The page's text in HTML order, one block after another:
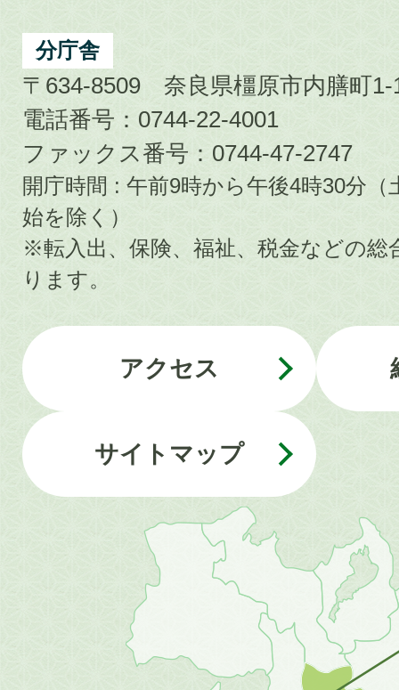
分庁舎
〒634-8509 奈良県橿原市内膳町1-
電話番号：0744-22-4001
ファックス番号：0744-47-2747
開庁時間 : 午前9時から午後4時30分（
始を除く）
※転入出、保険、福祉、税金などの総
ります。
アクセス
サイトマップ
畿
地
方
の